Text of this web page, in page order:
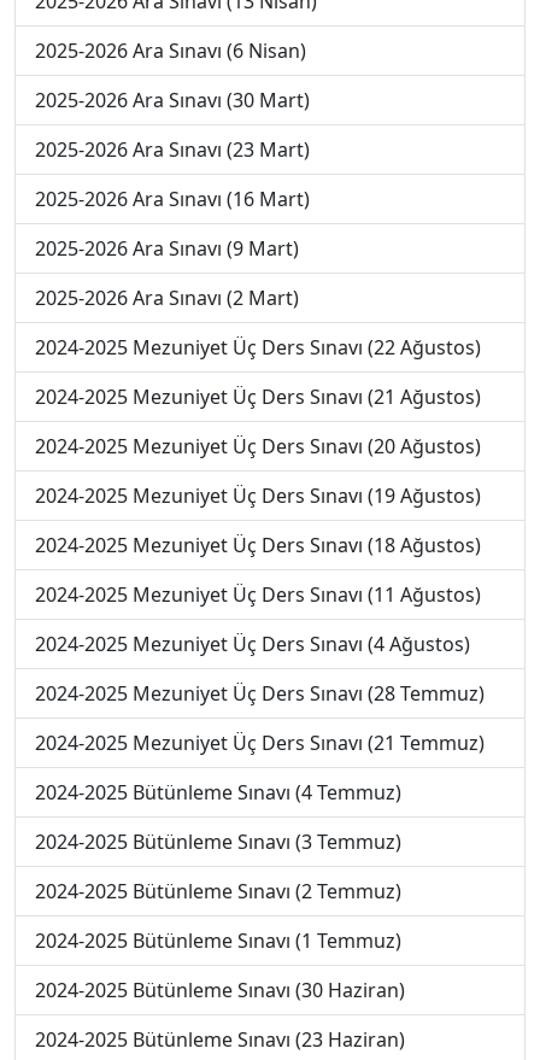
2025-2026 Ara Sınavı (6 Nisan)
2025-2026 Ara Sınavı (30 Mart)
2025-2026 Ara Sınavı (23 Mart)
2025-2026 Ara Sınavı (16 Mart)
2025-2026 Ara Sınavı (9 Mart)
2025-2026 Ara Sınavı (2 Mart)
2024-2025 Mezuniyet Üç Ders Sınavı (22 Ağustos)
2024-2025 Mezuniyet Üç Ders Sınavı (21 Ağustos)
2024-2025 Mezuniyet Üç Ders Sınavı (20 Ağustos)
2024-2025 Mezuniyet Üç Ders Sınavı (19 Ağustos)
2024-2025 Mezuniyet Üç Ders Sınavı (18 Ağustos)
2024-2025 Mezuniyet Üç Ders Sınavı (11 Ağustos)
2024-2025 Mezuniyet Üç Ders Sınavı (4 Ağustos)
2024-2025 Mezuniyet Üç Ders Sınavı (28 Temmuz)
2024-2025 Mezuniyet Üç Ders Sınavı (21 Temmuz)
2024-2025 Bütünleme Sınavı (4 Temmuz)
2024-2025 Bütünleme Sınavı (3 Temmuz)
2024-2025 Bütünleme Sınavı (2 Temmuz)
2024-2025 Bütünleme Sınavı (1 Temmuz)
2024-2025 Bütünleme Sınavı (30 Haziran)
2024-2025 Bütünleme Sınavı (23 Haziran)